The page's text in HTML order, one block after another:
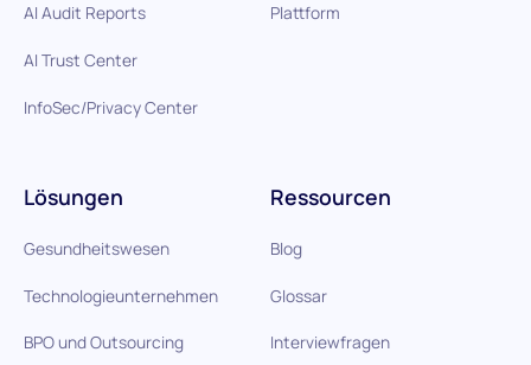
Plattform
Lösungen
Gesundheitswesen
Technologieunternehmen
BPO und Outsourcing
Ressourcen
Blog
Glossar
Interviewfragen
AI Audit Reports
AI Trust Center
InfoSec/Privacy Center